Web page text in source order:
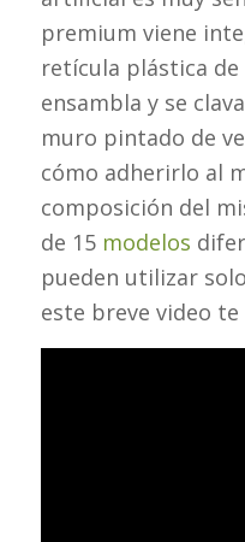
premium viene
retícula plástica de
ensambla y se
muro pintado de
cómo adherirlo al
composición del
de 15 modelos
pueden utilizar
este breve video